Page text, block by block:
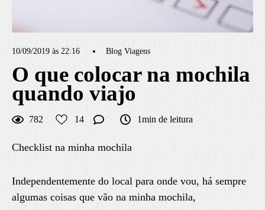
10/09/2019 às 22:16 Blog Viagens
O que colocar na mochila
quando viajo
782 14 1min de leitura
Checklist na minha mochila
Independentemente do local para onde vou, há sempre
algumas coisas que vão na minha mochila,